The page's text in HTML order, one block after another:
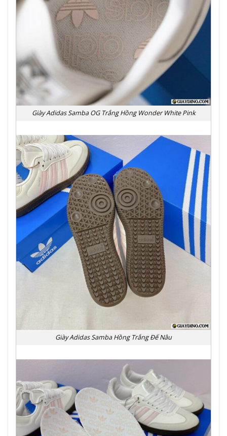
Giày Adidas Samba OG Trắng Hồng Wonder White Pink
Giày Adidas Samba Hồng Trắng Đế Nâu